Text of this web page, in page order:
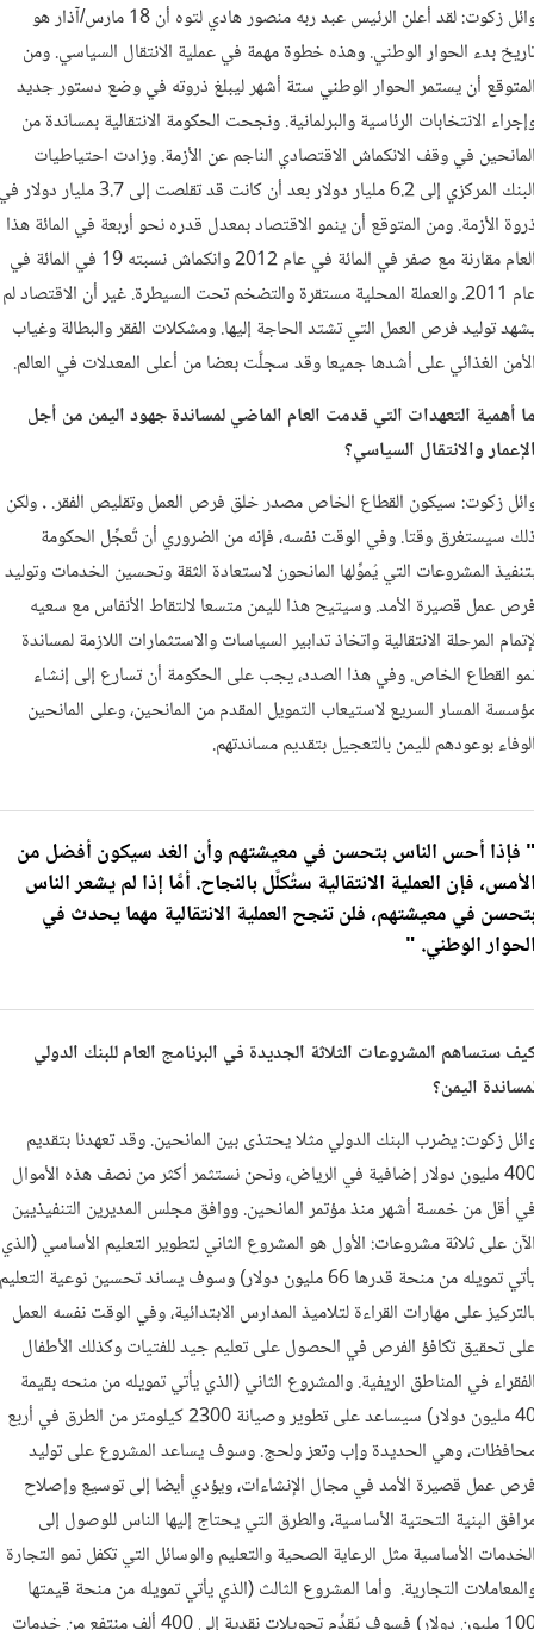
وائل زكوت: لقد أعلن الرئيس عبد ربه منصور هادي لتوه أن 18 مارس/آذار هو
بدء الحوار الوطني. وهذه خطوة مهمة في عملية الانتقال السياسي. ومن
أن يستمر الحوار الوطني ستة أشهر ليبلغ ذروته في وضع دستور جديد
الانتخابات الرئاسية والبرلمانية. ونجحت الحكومة الانتقالية بمساندة من
في وقف الانكماش الاقتصادي الناجم عن الأزمة. وزادت احتياطيات
البنك المركزي إلى 6.2 مليار دولار بعد أن كانت قد تقلصت إلى 3.7 مليار
الأزمة. ومن المتوقع أن ينمو الاقتصاد بمعدل قدره نحو أربعة في المائة هذا
العام مقارنة مع صفر في المائة في عام 2012 وانكماش نسبته 19 في المائة في
عام 2011. والعملة المحلية مستقرة والتضخم تحت السيطرة. غير أن الاقتصاد لم
توليد فرص العمل التي تشتد الحاجة إليها. ومشكلات الفقر والبطالة وغياب
الغذائي على أشدها جميعا وقد سجلَّت بعضا من أعلى المعدلات في العالم.
أهمية التعهدات التي قدمت العام الماضي لمساندة جهود اليمن من أجل
والانتقال السياسي؟
زكوت: سيكون القطاع الخاص مصدر خلق فرص العمل وتقليص الفقر..ولكن
سيستغرق وقتا.وفي الوقت نفسه، فإنه من الضروري أن تُعجِّل الحكومة
المشروعات التي يُموِّلها المانحون لاستعادة الثقة وتحسين الخدمات وتوليد
عمل قصيرة الأمد.وسيتيح هذا لليمن متسعا لالتقاط الأنفاس مع سعيه
المرحلة الانتقالية واتخاذ تدابير السياسات والاستثمارات اللازمة لمساندة
القطاع الخاص.وفي هذا الصدد، يجب على الحكومة أن تسارع إلى إنشاء
المسار السريع لاستيعاب التمويل المقدم من المانحين، وعلى المانحين
بوعودهم لليمن بالتعجيل بتقديم مساندتهم.
فإذا أحس الناس بتحسن في معيشتهم وأن الغد سيكون أفضل من
فإن العملية الانتقالية ستُكلَّل بالنجاح. أمَّا إذا لم يشعر الناس
في معيشتهم، فلن تنجح العملية الانتقالية مهما يحدث في
الوطني. "
ستساهم المشروعات الثلاثة الجديدة في البرنامج العام للبنك الدولي
اليمن؟
زكوت: يضرب البنك الدولي مثلا يحتذى بين المانحين. وقد تعهدنا بتقديم
400 مليون دولار إضافية في الرياض، ونحن نستثمر أكثر من نصف هذه الأموال
أقل من خمسة أشهر منذ مؤتمر المانحين. ووافق مجلس المديرين التنفيذيين
على ثلاثة مشروعات: الأول هو المشروع الثاني لتطوير التعليم الأساسي (الذي
يأتي تمويله من منحة قدرها 66 مليون دولار) وسوف يساند تحسين نوعية التعليم
على مهارات القراءة لتلاميذ المدارس الابتدائية، وفي الوقت نفسه العمل
تحقيق تكافؤ الفرص في الحصول على تعليم جيد للفتيات وكذلك الأطفال
في المناطق الريفية. والمشروع الثاني (الذي يأتي تمويله من منحه بقيمة
40 مليون دولار) سيساعد على تطوير وصيانة 2300 كيلومتر من الطرق في أربع
وهي الحديدة وإب وتعز ولحج. وسوف يساعد المشروع على توليد
عمل قصيرة الأمد في مجال الإنشاءات، ويؤدي أيضا إلى توسيع وإصلاح
البنية التحتية الأساسية، والطرق التي يحتاج إليها الناس للوصول إلى
الأساسية مثل الرعاية الصحية والتعليم والوسائل التي تكفل نمو التجارة
التجارية. وأما المشروع الثالث (الذي يأتي تمويله من منحة قيمتها